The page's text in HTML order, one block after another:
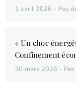
1 avril 2026 Pas
« Un choc
Confinement
30 mars 2026